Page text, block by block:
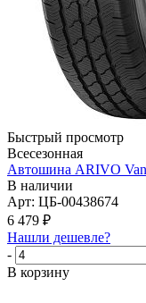
Быстрый просмотр
Всесезонная
Автошина ARIVO
В наличии
Арт: ЦБ-00438674
6 479 ₽
Нашли дешевле?
-
В корзину